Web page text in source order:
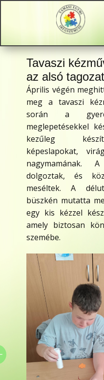
Tavaszi
az alsó
Április végén
meg a tavaszi
során a
meglepetésekkel
kezűleg
képeslapokat,
nagymamának.
dolgoztak, és
meséltek. A
büszkén mutatta
egy kis kézzel
amely biztosan
szemébe.